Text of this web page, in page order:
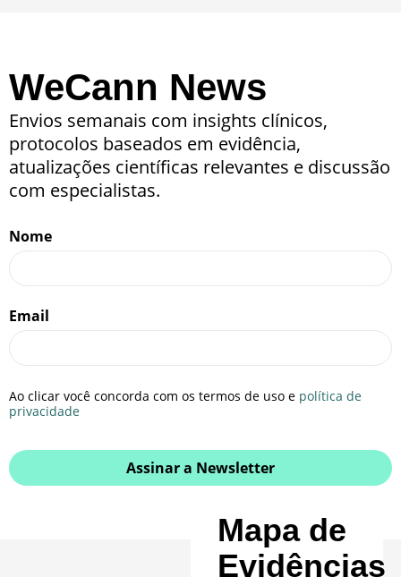
WeCann News
Envios semanais com insights clínicos,
protocolos baseados em evidência,
atualizações científicas relevantes e discussão
com especialistas.
Nome
Email
Ao clicar você concorda com os termos de uso e política de
privacidade
Assinar a Newsletter
Mapa de
Evidências